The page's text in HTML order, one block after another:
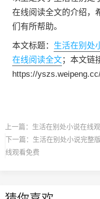
在线阅读全文的介绍，
们有所帮助。
本文标题： 生活在别处
在线阅读全文；本文链
https://
上一篇： 生活在别处小说在线
下一篇： 生活在别处小说完整
线观看免费